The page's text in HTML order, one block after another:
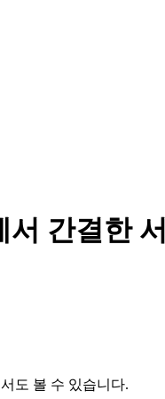
간결한
도 볼 수 있습니다.